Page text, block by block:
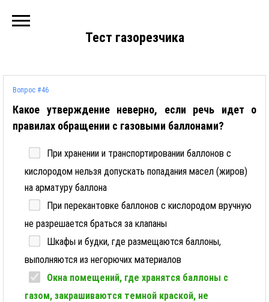
Тест газорезчика
Вопрос #46
Какое утверждение неверно, если речь идет о
правилах обращении с газовыми баллонами?
При хранении и транспортировании баллонов с
кислородом нельзя допускать попадания масел (жиров)
на арматуру баллона
При перекантовке баллонов с кислородом вручную
не разрешается браться за клапаны
Шкафы и будки, где размещаются баллоны,
выполняются из негорючих материалов
Окна помещений, где хранятся баллоны с
газом, закрашиваются темной краской, не